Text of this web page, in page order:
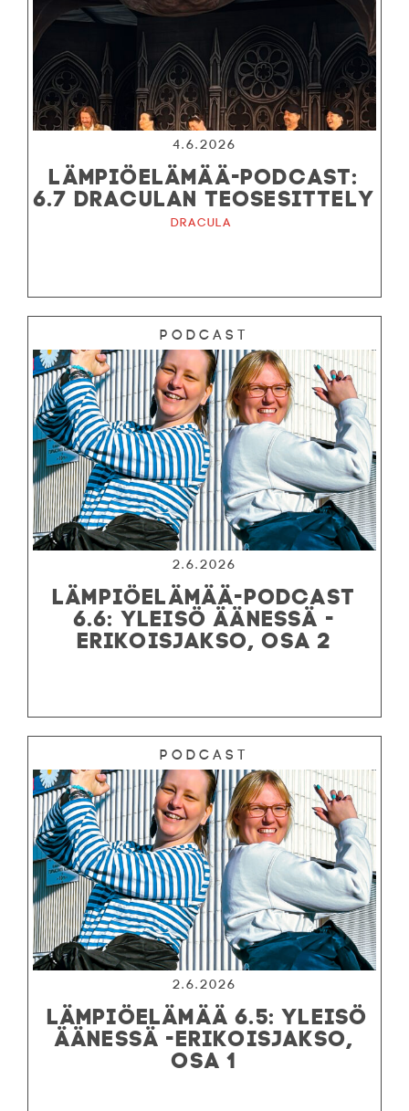
4.6.2026
LÄMPIÖELÄMÄÄ-PODCAST:
6.7 DRACULAN TEOSESITTELY
Dracula
Podcast
2.6.2026
LÄMPIÖELÄMÄÄ-PODCAST
6.6: YLEISÖ ÄÄNESSÄ -
ERIKOISJAKSO, OSA 2
Podcast
2.6.2026
LÄMPIÖELÄMÄÄ 6.5: YLEISÖ
ÄÄNESSÄ -ERIKOISJAKSO,
OSA 1